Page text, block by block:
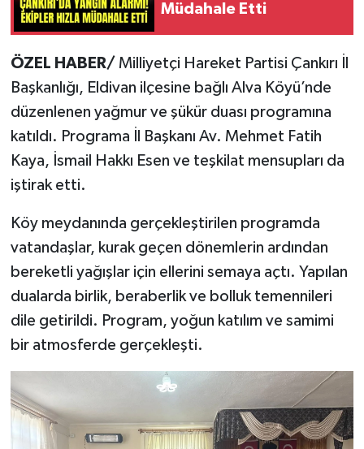
Müdahale Etti
ÖZEL HABER/ Milliyetçi Hareket Partisi Çankırı İl
Başkanlığı, Eldivan ilçesine bağlı Alva Köyü’nde
düzenlenen yağmur ve şükür duası programına
katıldı. Programa İl Başkanı Av. Mehmet Fatih
Kaya, İsmail Hakkı Esen ve teşkilat mensupları da
iştirak etti.
Köy meydanında gerçekleştirilen programda
vatandaşlar, kurak geçen dönemlerin ardından
bereketli yağışlar için ellerini semaya açtı. Yapılan
dualarda birlik, beraberlik ve bolluk temennileri
dile getirildi. Program, yoğun katılım ve samimi
bir atmosferde gerçekleşti.